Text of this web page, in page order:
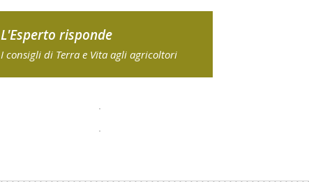
L'Esperto risponde
I consigli di Terra e Vita agli agricoltori